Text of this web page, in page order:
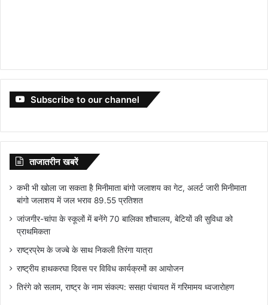
Subscribe to our channel
ताजातरीन खबरें
कभी भी खोला जा सकता है मिनीमाता बांगो जलाशय का गेट, अलर्ट जारी मिनीमाता
बांगो जलाशय में जल भराव 89.55 प्रतिशत
जांजगीर-चांपा के स्कूलों में बनेंगे 70 बालिका शौचालय, बेटियों की सुविधा को
प्राथमिकता
राष्ट्रप्रेम के जज्बे के साथ निकली तिरंगा यात्रा
राष्ट्रीय हाथकरघा दिवस पर विविध कार्यक्रमों का आयोजन
तिरंगे को सलाम, राष्ट्र के नाम संकल्प: ससहा पंचायत में गरिमामय ध्वजारोहण